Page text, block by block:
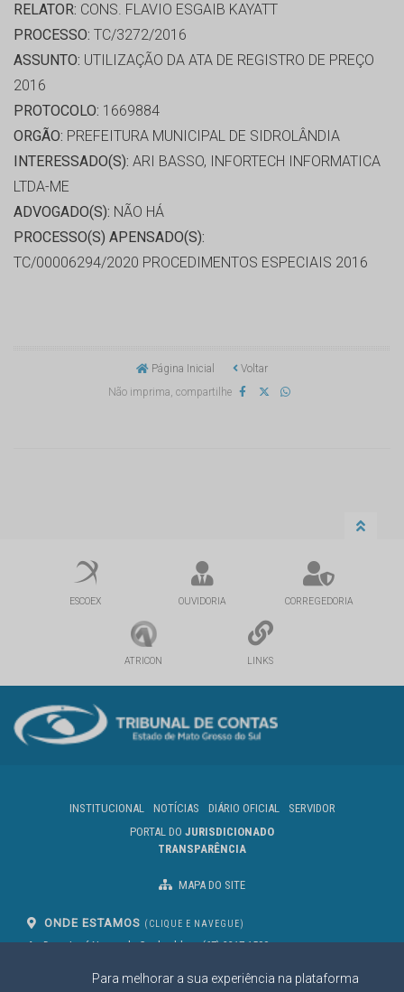
Para melhorar a sua experiência na plataforma
RELATOR: CONS. FLAVIO ESGAIB KAYATT
PROCESSO: TC/3272/2016
ASSUNTO: UTILIZAÇÃO DA ATA DE REGISTRO DE PREÇO
2016
PROTOCOLO: 1669884
ORGÃO: PREFEITURA MUNICIPAL DE SIDROLÂNDIA
INTERESSADO(S): ARI BASSO, INFORTECH INFORMATICA
LTDA-ME
ADVOGADO(S): NÃO HÁ
PROCESSO(S) APENSADO(S):
TC/00006294/2020 PROCEDIMENTOS ESPECIAIS 2016
Página Inicial
Voltar
Não imprima, compartilhe
ESCOEX OUVIDORIA CORREGEDORIA
ATRICON LINKS
INSTITUCIONAL NOTÍCIAS DIÁRIO OFICIAL
SERVIDOR
PORTAL DO JURISDICIONADO
TRANSPARÊNCIA
MAPA DO SITE
ONDE ESTAMOS (CLIQUE E NAVEGUE)
Av. Des. José Nunes da Cunha, bloco
Campo Grande/MS
(67) 3317-1500